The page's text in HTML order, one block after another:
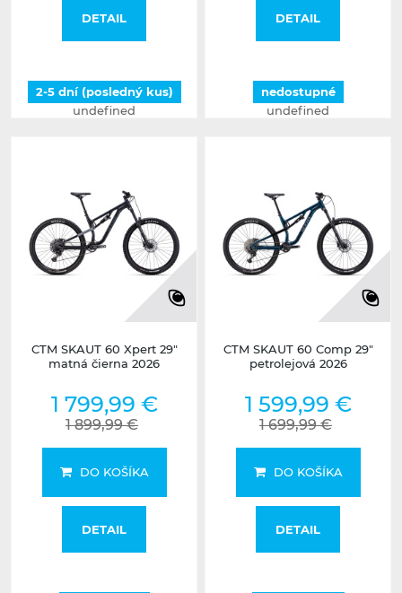
DETAIL
2-5 dní (posledný kus)
undefined
DETAIL
nedostupné
undefined
CTM SKAUT 60 Xpert 29"
matná čierna 2026
1 799,99 €
1 899,99 €
DO KOŠÍKA
DETAIL
CTM SKAUT 60 Comp 29"
petrolejová 2026
1 599,99 €
1 699,99 €
DO KOŠÍKA
DETAIL